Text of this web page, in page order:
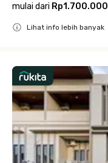
mulai dari Rp1.700.000
Lihat info lebih banyak